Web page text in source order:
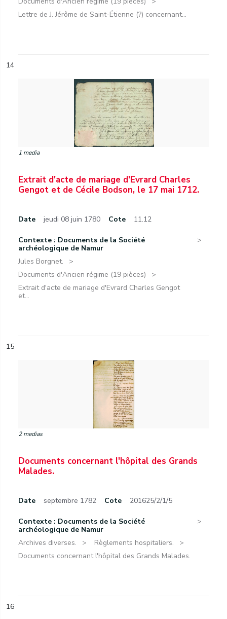
Lettre de J. Jérôme de Saint-Étienne (?) concernant...
14
1 media
Extrait d'acte de mariage d'Evrard Charles
Gengot et de Cécile Bodson, le 17 mai 1712.
Date jeudi 08 juin 1780 Cote 11.12
Contexte : Documents de la Société
archéologique de Namur
Jules Borgnet.
Documents d'Ancien régime (19 pièces)
Extrait d'acte de mariage d'Evrard Charles Gengot
et...
15
2 medias
Documents concernant l'hôpital des Grands
Malades.
Date septembre 1782 Cote 201625/2/1/5
Contexte : Documents de la Société
archéologique de Namur
Archives diverses.
Règlements hospitaliers.
Documents concernant l'hôpital des Grands Malades.
16